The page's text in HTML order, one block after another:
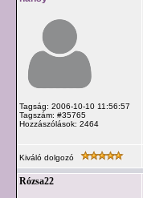
Tagság: 2006-10-10 11:56:57
Tagszám: #35765
Hozzászólások: 2464
Kiváló dolgozó
Rózsa22